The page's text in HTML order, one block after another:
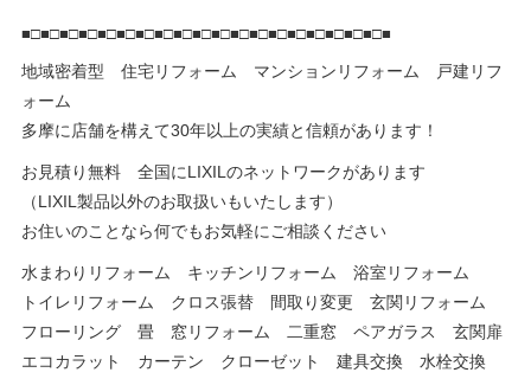
■□■□■□■□■□■□■□■□■□■□■□■□■□■□■□■□■□■□■□■
地域密着型 住宅リフォーム マンションリフォーム 戸建リフ
ォーム
多摩に店舗を構えて30年以上の実績と信頼があります！
お見積り無料 全国にLIXILのネットワークがあります
（LIXIL製品以外のお取扱いもいたします）
お住いのことなら何でもお気軽にご相談ください
水まわりリフォーム キッチンリフォーム 浴室リフォーム
トイレリフォーム クロス張替 間取り変更 玄関リフォーム
フローリング 畳 窓リフォーム 二重窓 ペアガラス 玄関扉
エコカラット カーテン クローゼット 建具交換 水栓交換